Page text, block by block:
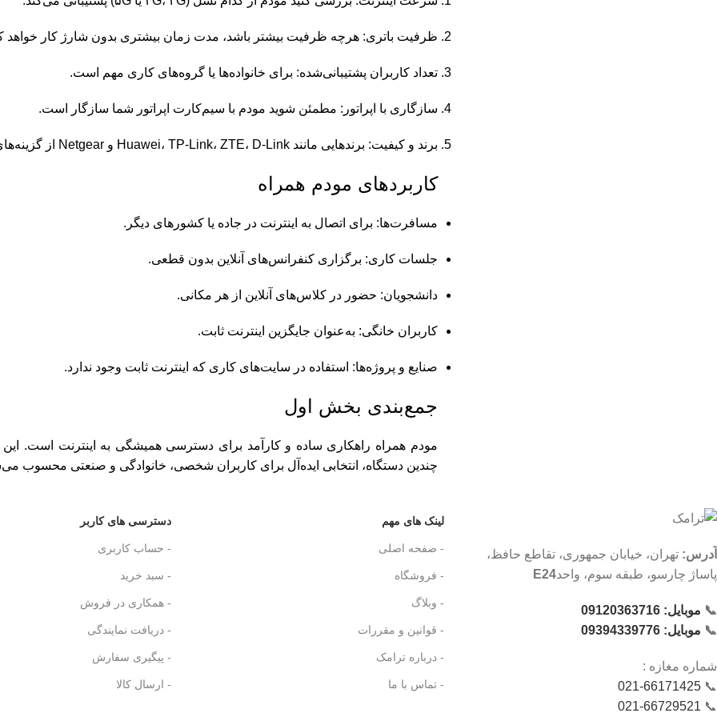
ظرفیت باتری: هرچه ظرفیت بیشتر باشد، مدت زمان بیشتری بدون شارژ کار خواهد
تعداد کاربران پشتیبانی‌شده: برای خانواده‌ها یا گروه‌های کاری مهم است.
سازگاری با اپراتور: مطمئن شوید مودم با سیم‌کارت اپراتور شما سازگار است.
برند و کیفیت: برندهایی مانند Huawei، TP-Link، ZTE، D-Link و Netgear از گزینه‌های مطمئن هستند.
کاربردهای مودم همراه
مسافرت‌ها: برای اتصال به اینترنت در جاده یا کشورهای دیگر.
جلسات کاری: برگزاری کنفرانس‌های آنلاین بدون قطعی.
دانشجویان: حضور در کلاس‌های آنلاین از هر مکانی.
کاربران خانگی: به‌عنوان جایگزین اینترنت ثابت.
صنایع و پروژه‌ها: استفاده در سایت‌های کاری که اینترنت ثابت وجود ندارد.
جمع‌بندی بخش اول
مودم همراه راهکاری ساده و کارآمد برای دسترسی همیشگی به اینترنت است.
چندین دستگاه، انتخابی ایده‌آل برای کاربران شخصی، خانوادگی و صنعتی محسوب
آدرس: تهران، خیابان جمهوری، تقاطع حافظ،
پاساژ چارسو، طبقه سوم، واحدE24
📞 موبایل: 09120363716
📞 موبایل: 09394339776
شماره‌ مغازه :
📞
021-66171425
📞
021-66729521
لینک های مهم
- صفحه اصلی
- فروشگاه
- وبلاگ
- قوانین و مقررات
- درباره ترامک
- تماس با ما
دسترسی های کاربر
- حساب کاربری
- سبد خرید
- همکاری در فروش
- دریافت نمایندگی
- پیگیری سفارش
- ارسال کالا